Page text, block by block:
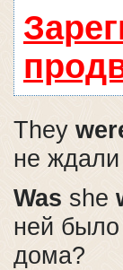
They
не
Was she
ней было
дома?